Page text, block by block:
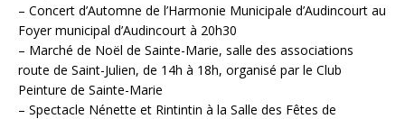
– Concert d’Automne de l’Harmonie Municipale d’Audincourt au
Foyer municipal d’Audincourt à 20h30
– Marché de Noël de Sainte-Marie, salle des associations
route de Saint-Julien, de 14h à 18h, organisé par le Club
Peinture de Sainte-Marie
– Spectacle Nénette et Rintintin à la Salle des Fêtes de